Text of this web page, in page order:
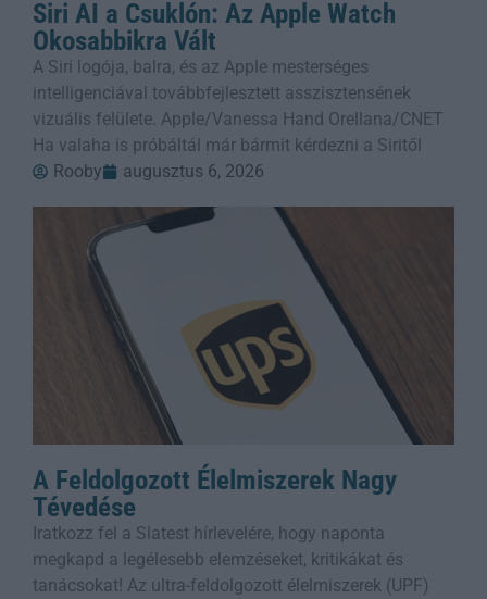
Siri AI a Csuklón: Az Apple Watch
Okosabbikra Vált
A Siri logója, balra, és az Apple mesterséges
intelligenciával továbbfejlesztett asszisztensének
vizuális felülete. Apple/Vanessa Hand Orellana/CNET
Ha valaha is próbáltál már bármit kérdezni a Siritől
Rooby
augusztus 6, 2026
A Feldolgozott Élelmiszerek Nagy
Tévedése
Iratkozz fel a Slatest hírlevelére, hogy naponta
megkapd a legélesebb elemzéseket, kritikákat és
tanácsokat! Az ultra-feldolgozott élelmiszerek (UPF)